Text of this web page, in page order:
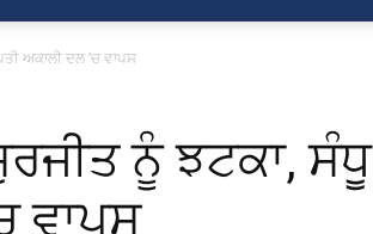
ਅਕਾਲੀ ਦਲ ’ਚ ਵਾਪਸ
ਨੂੰ ਝਟਕਾ, ਸੰਧੂ
ਵਾਪਸ